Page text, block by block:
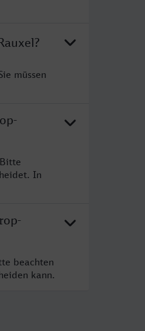
müssen
In
beachten
kann.